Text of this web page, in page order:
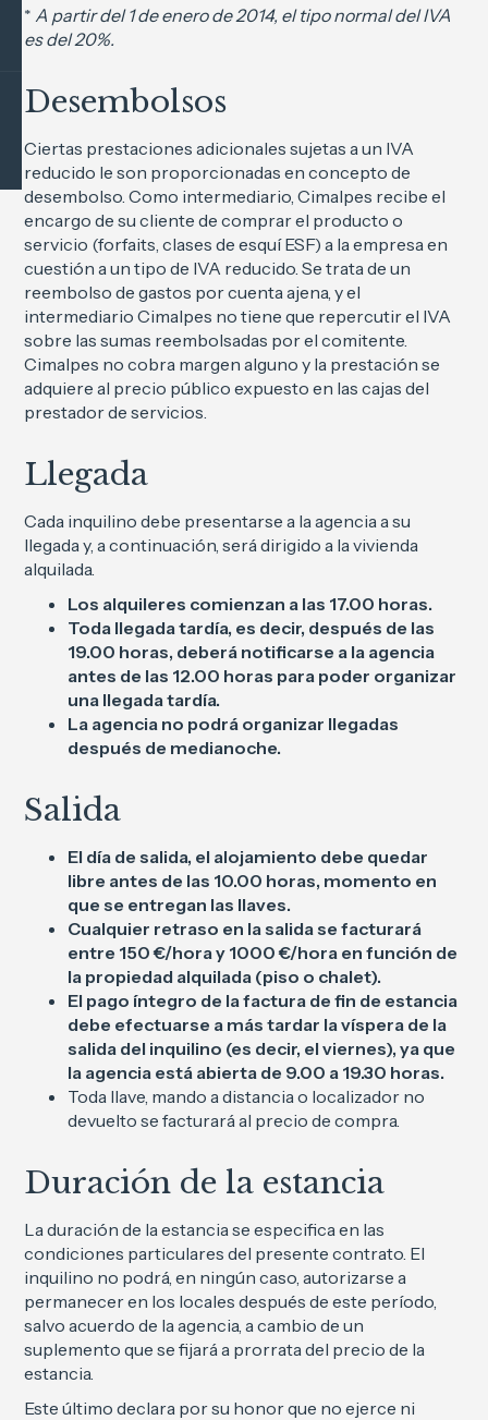
*A partir del 1 de enero de 2014, el tipo normal del IVA
es del 20%.
Desembolsos
Ciertas prestaciones adicionales sujetas a un IVA
reducido le son proporcionadas en concepto de
desembolso. Como intermediario, Cimalpes recibe el
encargo de su cliente de comprar el producto o
servicio (forfaits, clases de esquí ESF) a la empresa en
cuestión a un tipo de IVA reducido. Se trata de un
reembolso de gastos por cuenta ajena, y el
intermediario Cimalpes no tiene que repercutir el IVA
sobre las sumas reembolsadas por el comitente.
Cimalpes no cobra margen alguno y la prestación se
adquiere al precio público expuesto en las cajas del
prestador de servicios.
Llegada
Cada inquilino debe presentarse a la agencia a su
llegada y, a continuación, será dirigido a la vivienda
alquilada.
Los alquileres comienzan a las 17.00 horas.
Toda llegada tardía, es decir, después de las
19.00 horas, deberá notificarse a la agencia
antes de las 12.00 horas para poder organizar
una llegada tardía.
La agencia no podrá organizar llegadas
después de medianoche.
Salida
El día de salida, el alojamiento debe quedar
libre antes de las 10.00 horas, momento en
que se entregan las llaves.
Cualquier retraso en la salida se facturará
entre 150 €/hora y 1000 €/hora en función de
la propiedad alquilada (piso o chalet).
El pago íntegro de la factura de fin de estancia
debe efectuarse a más tardar la víspera de la
salida del inquilino (es decir, el viernes), ya que
la agencia está abierta de 9.00 a 19.30 horas.
Toda llave, mando a distancia o localizador no
devuelto se facturará al precio de compra.
Duración de la estancia
La duración de la estancia se especifica en las
condiciones particulares del presente contrato. El
inquilino no podrá, en ningún caso, autorizarse a
permanecer en los locales después de este período,
salvo acuerdo de la agencia, a cambio de un
suplemento que se fijará a prorrata del precio de la
estancia.
Este último declara por su honor que no ejerce ni